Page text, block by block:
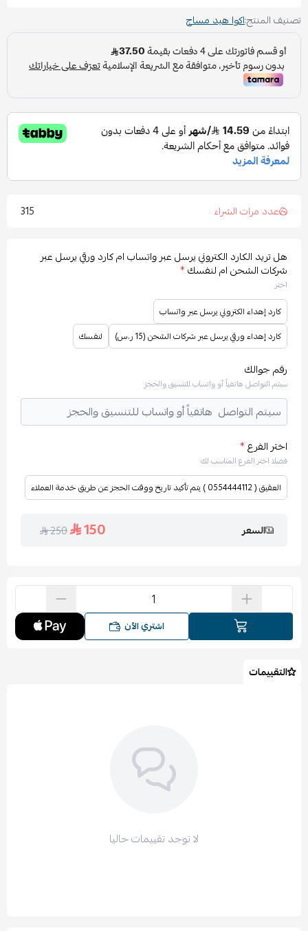
تصنيف المنتج:اكوا هيد مساج
عدد مرات الشراء 315
هل تريد الكارد الكتروني يرسل عبر واتساب ام كارد ورقي يرسل عبر
شركات الشحن ام لنفسك*
اختر
كارد إهداء الكتروني يرسل عبر واتساب
كارد إهداء ورقي يرسل عبر شركات الشحن (15 ر.س)
لنفسك
رقم جوالك
سيتم التواصل هاتفياً أو واتساب للتنسيق والحجز
اختر الفرع*
فضلا اختر الفرع المناسب لك
العقيق ( 0554444112 ) يتم تأكيد تاريخ ووقت الحجز عن طريق خدمة العملاء
السعر 150
250
اشتري الآن
التقييمات
لا توجد تقييمات حاليا